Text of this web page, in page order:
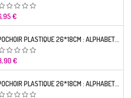
€
POCHOIR PLASTIQUE 26*18CM : ALPHABET (04)
€
POCHOIR PLASTIQUE 26*18CM : ALPHABET (02)